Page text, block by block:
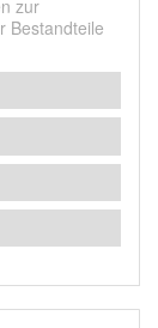
zur
Bestandteile